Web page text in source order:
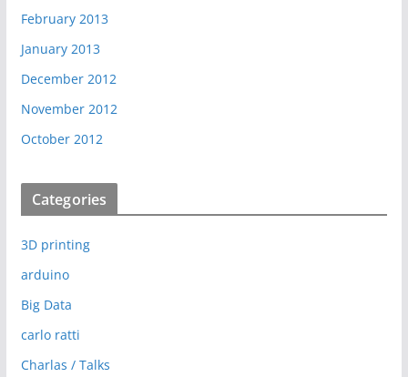
February 2013
January 2013
December 2012
November 2012
October 2012
Categories
3D printing
arduino
Big Data
carlo ratti
Charlas / Talks